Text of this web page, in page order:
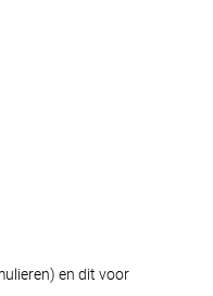
en dit voor